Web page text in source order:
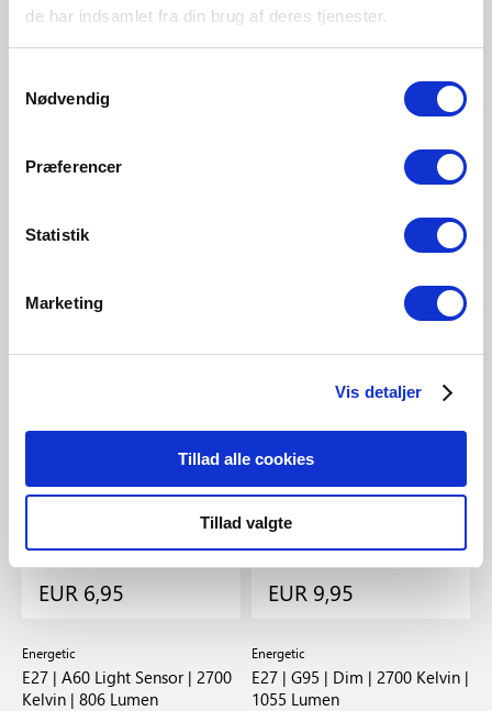
de har indsamlet fra din brug af deres tjenester.
Nødvendig
Præferencer
Statistik
Marketing
Vis detaljer
Tillad alle cookies
Tillad valgte
5182003421
5192002321
Verwandte Produkte
EUR 6,95
Energetic
E27 | A60 Light Sensor | 2700
Kelvin | 806 Lumen
EUR 9,95
Energetic
E27 | G95 | Dim | 2700 Kelvin |
1055 Lumen